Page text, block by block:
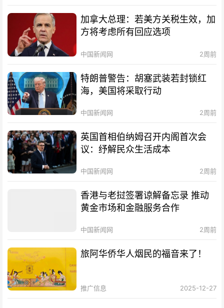
加拿大总理：若美方关税生效，加
方将考虑所有回应选项
中国新闻网 2周前
特朗普警告：胡塞武装若封锁红
海，美国将采取行动
中国新闻网 2周前
英国首相伯纳姆召开内阁首次会
议：纾解民众生活成本
中国新闻网 2周前
香港与老挝签署谅解备忘录 推动
黄金市场和金融服务合作
中国新闻网 2周前
旅阿华侨华人烟民的福音来了！
推广信息 2025-12-27